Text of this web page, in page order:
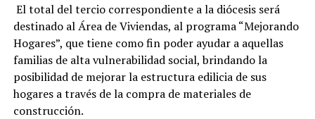
El total del tercio correspondiente a la diócesis será
destinado al Área de Viviendas, al programa “Mejorando
Hogares”, que tiene como fin poder ayudar a aquellas
familias de alta vulnerabilidad social, brindando la
posibilidad de mejorar la estructura edilicia de sus
hogares a través de la compra de materiales de
construcción.